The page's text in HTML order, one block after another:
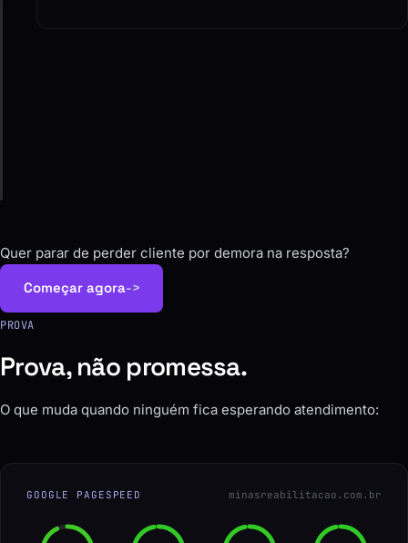
Quer parar de perder cliente por demora na resposta?
Começar agora->
PROVA
Prova, não promessa.
O que muda quando ninguém fica esperando atendimento:
GOOGLE PAGESPEED minasreabilitacao.com.br